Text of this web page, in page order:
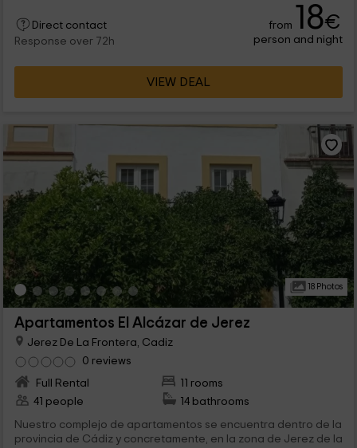
Direct contact
Response over 72h
from 18€
person and night
VIEW DEAL
18 Photos
Apartamentos El Alcázar de Jerez
Jerez De La Frontera, Cadiz
0 reviews
Full Rental
11 rooms
41 people
14 bathrooms
Nuestro complejo de apartamentos se encuentra dentro de la
provincia de Cádiz y concretamente, en la zona de Jerez de la